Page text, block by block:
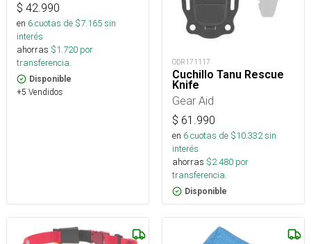
$ 42.990
en 6cuotas de $7.165sin
interés
ahorras $1.720 por
transferencia.
Disponible
+5 Vendidos
ODR171117
Cuchillo Tanu Rescue
Knife
Gear Aid
$ 61.990
en 6cuotas de $10.332sin
interés
ahorras $2.480 por
transferencia.
Disponible